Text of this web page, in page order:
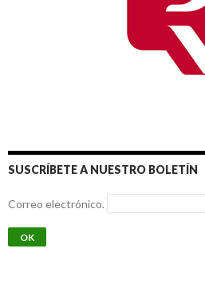
SUSCRÍBETE A NUESTRO BOLETÍN
Correo electrónico.